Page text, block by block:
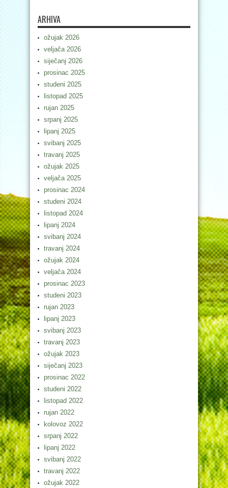
ARHIVA
ožujak 2026
veljača 2026
siječanj 2026
prosinac 2025
studeni 2025
listopad 2025
rujan 2025
srpanj 2025
lipanj 2025
svibanj 2025
travanj 2025
ožujak 2025
veljača 2025
prosinac 2024
studeni 2024
listopad 2024
lipanj 2024
svibanj 2024
travanj 2024
ožujak 2024
veljača 2024
prosinac 2023
studeni 2023
rujan 2023
lipanj 2023
svibanj 2023
travanj 2023
ožujak 2023
siječanj 2023
prosinac 2022
studeni 2022
listopad 2022
rujan 2022
kolovoz 2022
srpanj 2022
lipanj 2022
svibanj 2022
travanj 2022
ožujak 2022